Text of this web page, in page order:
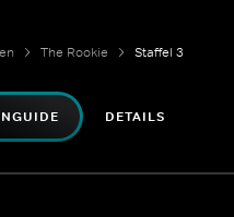
The Rookie Staffel 3
DETAILS